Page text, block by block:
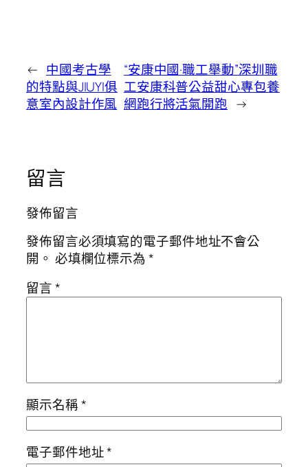
← 中國考古學
的特點與JIUYI俱
意室內設計作風
“安康中國·職工舉動”深圳職
工安康科普公益甜心專包養
網跑行將活氣開跑 →
留言
發佈留言
發佈留言必須填寫的電子郵件地址不會公
開。 必填欄位標示為*
留言*
顯示名稱*
電子郵件地址*